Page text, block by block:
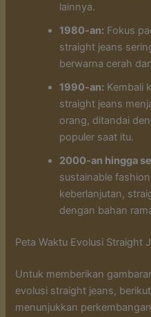
lainnya.
1980-an: Fokus
straight jeans
berwarna cerah
1990-an: Kembali
straight jeans
orang, ditandai
populer saat itu.
2000-an hingga
sustainable
keberlanjutan,
dengan bahan
Peta Waktu Evolusi Straight
Untuk memberikan
evolusi straight jeans,
menunjukkan